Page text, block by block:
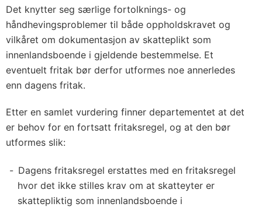
Det knytter seg særlige fortolknings- og
håndhevingsproblemer til både oppholdskravet og
vilkåret om dokumentasjon av skatteplikt som
innenlandsboende i gjeldende bestemmelse. Et
eventuelt fritak bør derfor utformes noe annerledes
enn dagens fritak.
Etter en samlet vurdering finner departementet at det
er behov for en fortsatt fritaksregel, og at den bør
utformes slik:
Dagens fritaksregel erstattes med en fritaksregel
hvor det ikke stilles krav om at skatteyter er
skattepliktig som innenlandsboende i